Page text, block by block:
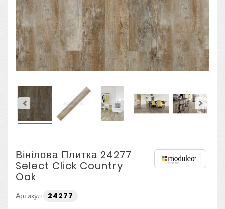
Вінілова Плитка 24277
Select Click Country
Oak
Артикул 24277